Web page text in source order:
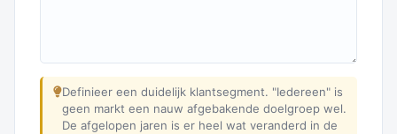
Definieer een duidelijk klantsegment. "Iedereen" is
geen markt een nauw afgebakende doelgroep wel.
De afgelopen jaren is er heel wat veranderd in de